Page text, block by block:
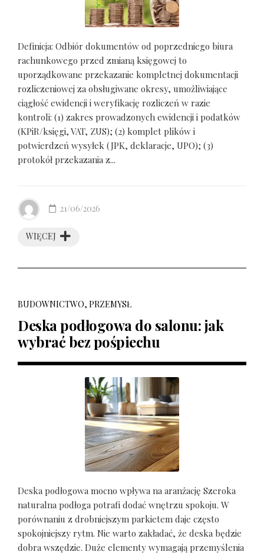
Definicja: Odbiór dokumentów od poprzedniego biura
rachunkowego przed zmianą księgowej to
uporządkowane przekazanie kompletnej dokumentacji
rozliczeniowej za obsługiwane okresy, umożliwiające
ciągłość ewidencji i weryfikację rozliczeń w razie
kontroli: (1) zakres prowadzonych ewidencji i podatków
(KPiR/księgi, VAT, ZUS); (2) komplet plików i
potwierdzeń wysyłek (JPK, deklaracje, UPO); (3)
protokół przekazania z...
WIĘCEJ
21/06/2026
BUDOWNICTWO, PRZEMYSŁ
Deska podłogowa do salonu: jak
wybrać bez pośpiechu
Deska podłogowa mocno wpływa na aranżację Szeroka
naturalna podłoga potrafi dodać wnętrzu spokoju. W
porównaniu z drobniejszym parkietem daje często
spokojniejszy rytm. Nie warto zakładać, że deska będzie
dobra wszędzie. Duże elementy wymagają przemyślenia